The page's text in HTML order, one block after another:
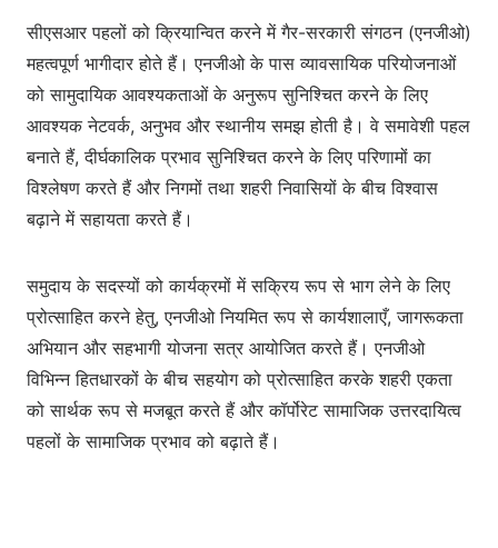
सीएसआर पहलों को क्रियान्वित करने में गैर-सरकारी संगठन (एनजीओ)
महत्वपूर्ण भागीदार होते हैं। एनजीओ के पास व्यावसायिक परियोजनाओं
को सामुदायिक आवश्यकताओं के अनुरूप सुनिश्चित करने के लिए
आवश्यक नेटवर्क, अनुभव और स्थानीय समझ होती है। वे समावेशी पहल
बनाते हैं, दीर्घकालिक प्रभाव सुनिश्चित करने के लिए परिणामों का
विश्लेषण करते हैं और निगमों तथा शहरी निवासियों के बीच विश्वास
बढ़ाने में सहायता करते हैं।
समुदाय के सदस्यों को कार्यक्रमों में सक्रिय रूप से भाग लेने के लिए
प्रोत्साहित करने हेतु, एनजीओ नियमित रूप से कार्यशालाएँ, जागरूकता
अभियान और सहभागी योजना सत्र आयोजित करते हैं। एनजीओ
विभिन्न हितधारकों के बीच सहयोग को प्रोत्साहित करके शहरी एकता
को सार्थक रूप से मजबूत करते हैं और कॉर्पोरेट सामाजिक उत्तरदायित्व
पहलों के सामाजिक प्रभाव को बढ़ाते हैं।